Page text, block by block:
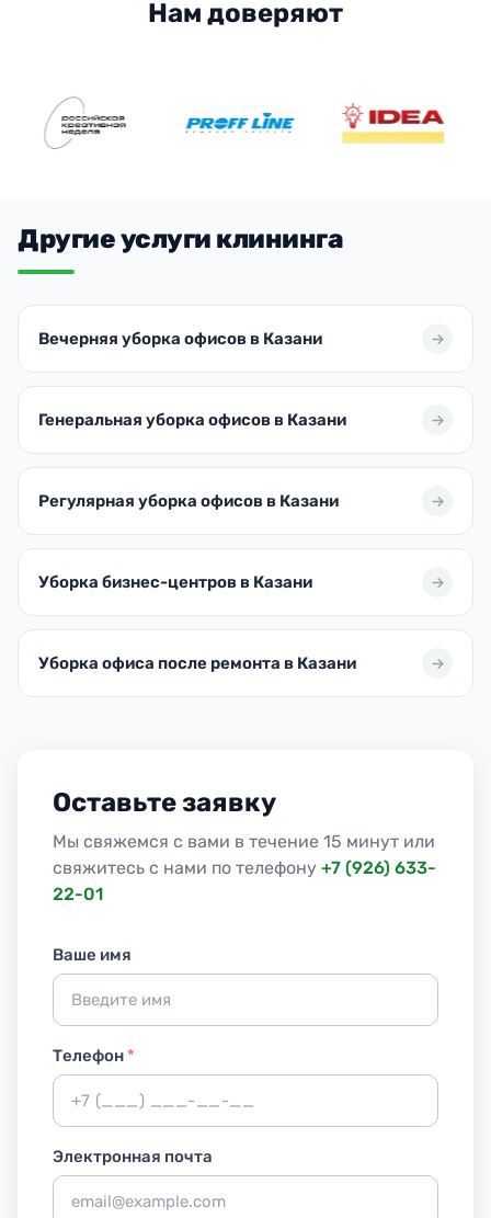
Нам доверяют
Другие услуги клининга
Вечерняя уборка офисов в Казани
Генеральная уборка офисов в Казани
Регулярная уборка офисов в Казани
Уборка бизнес-центров в Казани
Уборка офиса после ремонта в Казани
Оставьте заявку
Мы свяжемся с вами в течение 15 минут или
свяжитесь с нами по телефону +7 (926) 633-
22-01
Ваше имя
Телефон*
Электронная почта